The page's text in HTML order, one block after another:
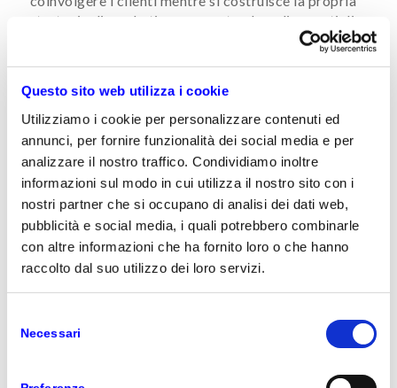
Questo sito web utilizza i cookie
Utilizziamo i cookie per personalizzare contenuti ed
annunci, per fornire funzionalità dei social media e per
analizzare il nostro traffico. Condividiamo inoltre
informazioni sul modo in cui utilizza il nostro sito con i
nostri partner che si occupano di analisi dei dati web,
pubblicità e social media, i quali potrebbero combinarle
con altre informazioni che ha fornito loro o che hanno
raccolto dal suo utilizzo dei loro servizi.
delNecessari
strategia di marketing, consentendo agli esperti di
mercato di pianificare, realizzare e monitorare le
modo agile. Ridurre il time to market e migliorare la
comunicatività e la coerenza del marchio è
altrettanto importante. Le informazioni dettagliate
sui clienti contribuiscono a una pianificazione
efficace e a un’esecuzione perfetta. Microsoft
Dynamics Marketing consente di ridurre la
complessità delle campagne, in modo da potersi
focalizzare sull’offerta di esperienze utente
eccezionali su vasta scala. Il nuovo Visual Campaign
Designer velocizza l’automazione del marketing e il
marketing via e-mail.
in qualità di
mette a
disposizione le proprie conoscenze e competenze
Microsoft.